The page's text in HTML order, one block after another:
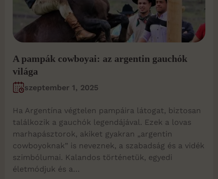
A pampák cowboyai: az argentin gauchók
világa
szeptember 1, 2025
Ha Argentína végtelen pampáira látogat, biztosan
találkozik a gauchók legendájával. Ezek a lovas
marhapásztorok, akiket gyakran „argentin
cowboyoknak” is neveznek, a szabadság és a vidék
szimbólumai. Kalandos történetük, egyedi
életmódjuk és a…